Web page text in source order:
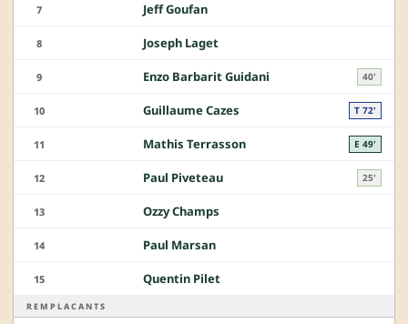
7 Jeff Goufan
8 Joseph Laget
9 Enzo Barbarit Guidani 40'
10 Guillaume Cazes T 72'
11 Mathis Terrasson E 49'
12 Paul Piveteau 25'
13 Ozzy Champs
14 Paul Marsan
15 Quentin Pilet
REMPLACANTS